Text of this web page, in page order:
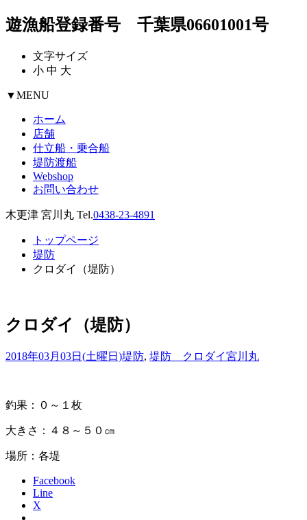
遊漁船登録番号 千葉県06601001号
文字サイズ
小 中 大
▼MENU
ホーム
店舗
仕立船・乗合船
堤防渡船
Webshop
お問い合わせ
木更津 宮川丸 Tel.0438-23-4891
トップページ
堤防
クロダイ（堤防）
クロダイ（堤防）
2018年03月03日(土曜日)堤防, 堤防 クロダイ宮川丸
釣果：０～１枚
大きさ：４８～５０㎝
場所：各堤
Facebook
Line
X